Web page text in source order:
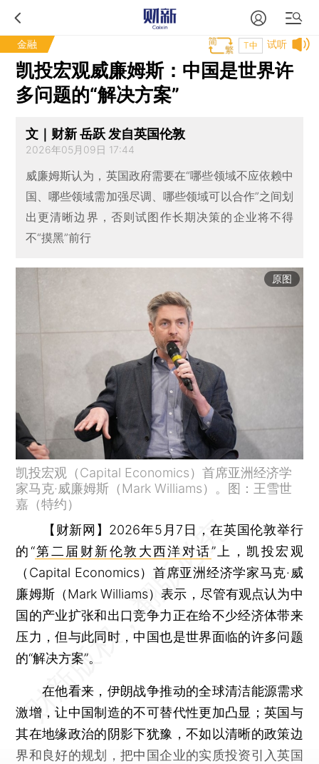
金融 试听
T中
凯投宏观威廉姆斯：中国是世界许
多问题的“解决方案”
文｜财新 岳跃 发自英国伦敦
2026年05月09日 17:44
威廉姆斯认为，英国政府需要在“哪些领域不应依赖中
国、哪些领域需加强尽调、哪些领域可以合作”之间划
出更清晰边界，否则试图作长期决策的企业将不得
不“摸黑”前行
原图
凯投宏观（Capital Economics）首席亚洲经济学
家马克·威廉姆斯（Mark Williams）。图：王雪世
嘉（特约）
【财新网】 2026年5月7日，在英国伦敦举行
的“第二届财新伦敦大西洋对话”上，凯投宏观
（Capital Economics）首席亚洲经济学家马克·威
廉姆斯（Mark Williams）表示，尽管有观点认为中
国的产业扩张和出口竞争力正在给不少经济体带来
压力，但与此同时，中国也是世界面临的许多问题
的“解决方案”。
在他看来，伊朗战争推动的全球清洁能源需求
激增，让中国制造的不可替代性更加凸显；英国与
其在地缘政治的阴影下犹豫，不如以清晰的政策边
界和良好的规划，把中国企业的实质投资引入英国